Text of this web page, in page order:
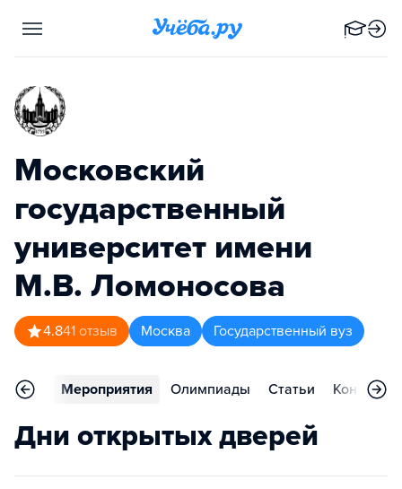
Московский
государственный
университет имени
М.В. Ломоносова
4.841 отзыв Москва Государственный вуз
Мероприятия Олимпиады Статьи Контакты
Дни открытых дверей